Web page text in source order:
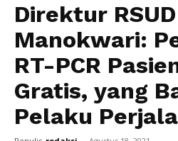
Direktur RSUD
Manokwari:
RT-PCR
Gratis, yang
Pelaku